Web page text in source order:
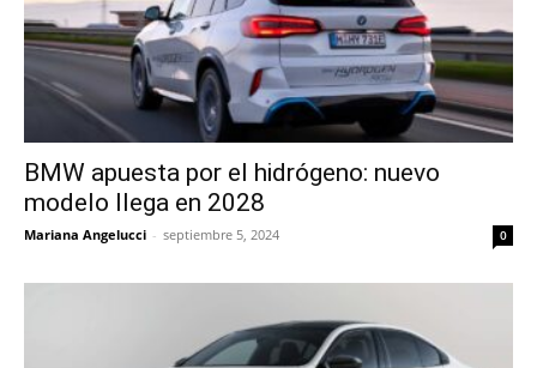
BMW apuesta por el hidrógeno: nuevo
modelo llega en 2028
Mariana Angelucci - septiembre 5, 2024 0